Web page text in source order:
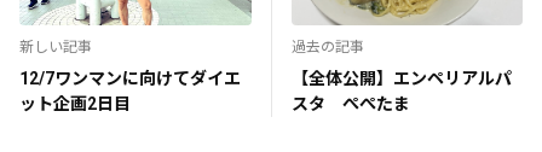
新しい記事
12/7ワンマンに向けてダイエ
ット企画2日目
過去の記事
【全体公開】エンペリアルパ
スタ ぺぺたま